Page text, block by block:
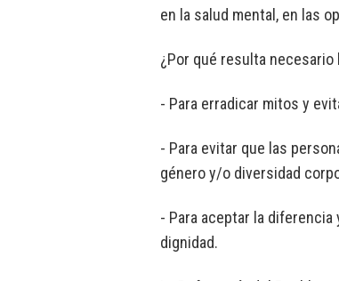
en la salud mental, en las
¿Por qué resulta
- Para erradicar mitos y
- Para evitar que las
género y/o diversidad
- Para aceptar la
dignidad.